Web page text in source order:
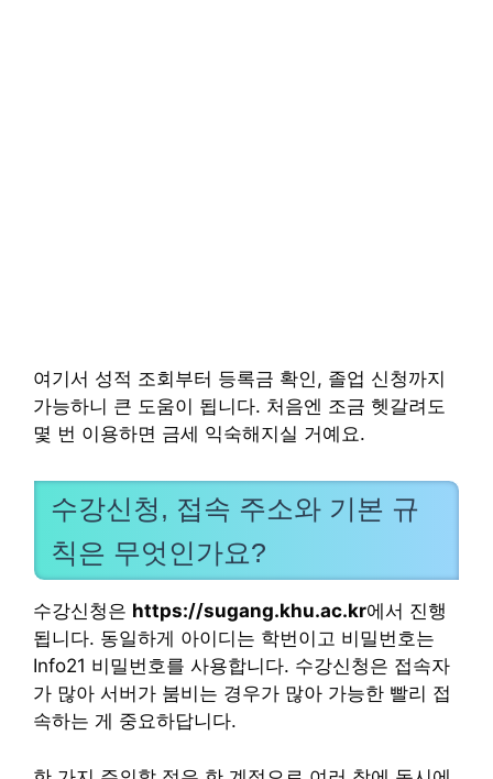
여기서 성적 조회부터 등록금 확인, 졸업 신청까지
가능하니 큰 도움이 됩니다. 처음엔 조금 헷갈려도
몇 번 이용하면 금세 익숙해지실 거예요.
수강신청, 접속 주소와 기본 규
칙은 무엇인가요?
수강신청은 https://sugang.khu.ac.kr에서 진행
됩니다. 동일하게 아이디는 학번이고 비밀번호는
Info21 비밀번호를 사용합니다. 수강신청은 접속자
가 많아 서버가 붐비는 경우가 많아 가능한 빨리 접
속하는 게 중요하답니다.